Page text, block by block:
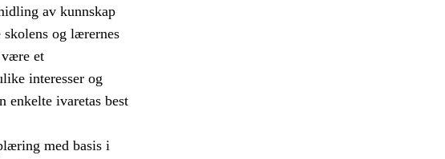
av kunnskap
og lærernes
være et
interesser og
enkelte ivaretas best
med basis i